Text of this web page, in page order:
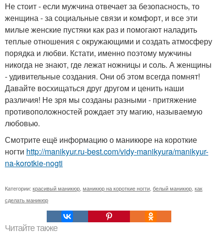
Не стоит - если мужчина отвечает за безопасность, то
женщина - за социальные связи и комфорт, и все эти
милые женские пустяки как раз и помогают наладить
теплые отношения с окружающими и создать атмосферу
порядка и любви. Кстати, именно поэтому мужчины
никогда не знают, где лежат ножницы и соль. А женщины
- удивительные создания. Они об этом всегда помнят!
Давайте восхищаться друг другом и ценить наши
различия! Не зря мы созданы разными - притяжение
противоположностей рождает эту магию, называемую
любовью.
Смотрите ещё информацию о маникюре на короткие
ногти http://manikyur.ru-best.com/vidy-manikyura/manikyur-
na-korotkie-nogti
Категории: красивый маникюр маникюр на короткие ногти белый маникюр как
сделать маникюр
Читайте также